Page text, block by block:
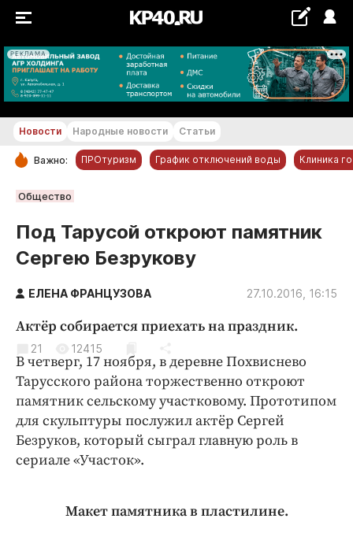
РЕКЛАМА
+19...+20 °С
РУБРИКИ
Обнинск
Новости компаний
Статьи
Народные новости
Авто и транспорт
Благоустройство
Криминал
Культура
Недвижимость и ЖКХ
Образование
Общество
Праздники
Новости Народные новости Статьи
Важно: ПРОтуризм График отключений воды Клиника
Общество
Под Тарусой откроют памятник
Сергею Безрукову
ЕЛЕНА ФРАНЦУЗОВА 27.10.2016, 16:15
Актёр собирается приехать на праздник.
21 12415
В четверг, 17 ноября, в деревне Похвиснево
Тарусского района торжественно откроют
памятник сельскому участковому. Прототипом
для скульптуры послужил актёр Сергей
Безруков, который сыграл главную роль в
сериале «Участок».
Макет памятника в пластилине.